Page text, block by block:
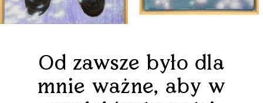
Od zawsze było dla
mnie ważne, aby w